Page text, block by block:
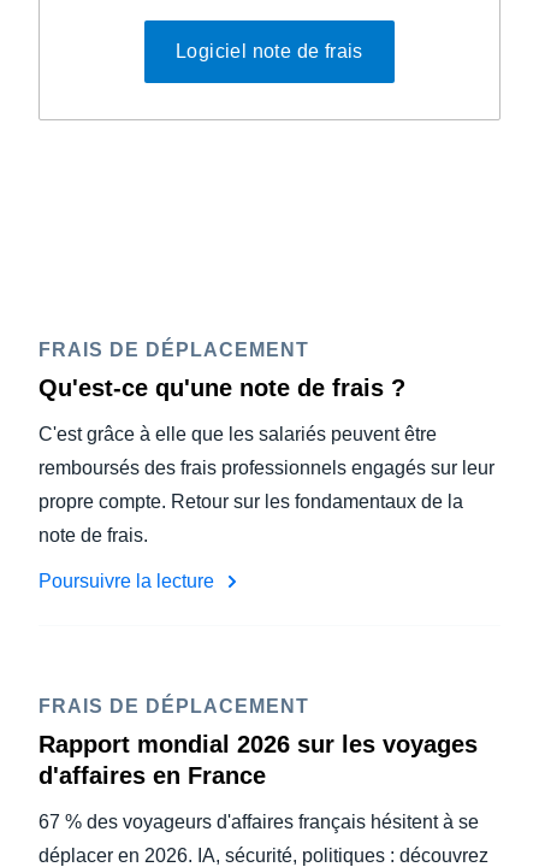
Logiciel note de frais
FRAIS DE DÉPLACEMENT
Qu'est-ce qu'une note de frais ?
C'est grâce à elle que les salariés peuvent être
remboursés des frais professionnels engagés sur leur
propre compte. Retour sur les fondamentaux de la
note de frais.
Poursuivre la lecture
FRAIS DE DÉPLACEMENT
Rapport mondial 2026 sur les voyages
d'affaires en France
67 % des voyageurs d'affaires français hésitent à se
déplacer en 2026. IA, sécurité, politiques : découvrez